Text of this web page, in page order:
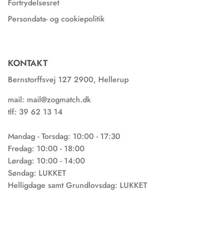
Fortrydelsesret
Persondata- og cookiepolitik
KONTAKT
Bernstorffsvej 127 2900, Hellerup
mail: mail@zogmatch.dk
tlf: 39 62 13 14
Mandag - Torsdag: 10:00 - 17:30
Fredag: 10:00 - 18:00
Lørdag: 10:00 - 14:00
Søndag: LUKKET
Helligdage samt Grundlovsdag: LUKKET